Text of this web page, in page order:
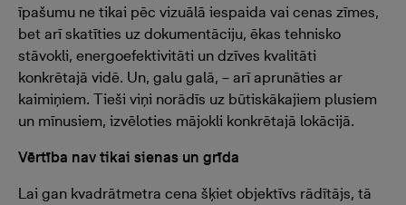
īpašumu ne tikai pēc vizuālā iespaida vai cenas zīmes,
bet arī skatīties uz dokumentāciju, ēkas tehnisko
stāvokli, energoefektivitāti un dzīves kvalitāti
konkrētajā vidē. Un, galu galā, – arī aprunāties ar
kaimiņiem. Tieši viņi norādīs uz būtiskākajiem plusiem
un mīnusiem, izvēloties mājokli konkrētajā lokācijā.
Vērtība nav tikai sienas un grīda
Lai gan kvadrātmetra cena šķiet objektīvs rādītājs, tā